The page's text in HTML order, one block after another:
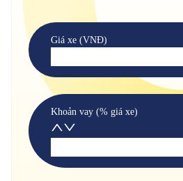
Giá xe (VNĐ)
Khoản vay (% giá xe)